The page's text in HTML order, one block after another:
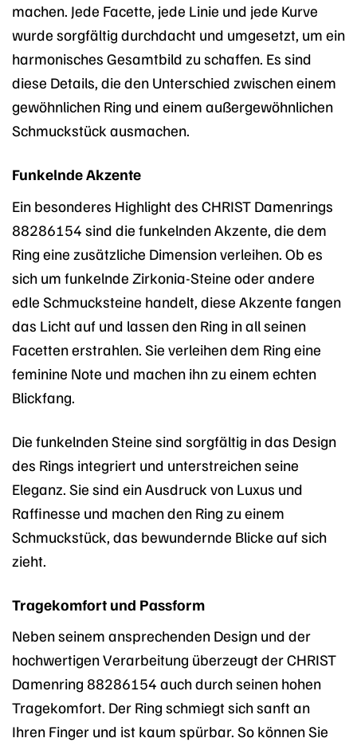
machen. Jede Facette, jede Linie und jede Kurve
wurde sorgfältig durchdacht und umgesetzt, um ein
harmonisches Gesamtbild zu schaffen. Es sind
diese Details, die den Unterschied zwischen einem
gewöhnlichen Ring und einem außergewöhnlichen
Schmuckstück ausmachen.
Funkelnde Akzente
Ein besonderes Highlight des CHRIST Damenrings
88286154 sind die funkelnden Akzente, die dem
Ring eine zusätzliche Dimension verleihen. Ob es
sich um funkelnde Zirkonia-Steine oder andere
edle Schmucksteine handelt, diese Akzente fangen
das Licht auf und lassen den Ring in all seinen
Facetten erstrahlen. Sie verleihen dem Ring eine
feminine Note und machen ihn zu einem echten
Blickfang.
Die funkelnden Steine sind sorgfältig in das Design
des Rings integriert und unterstreichen seine
Eleganz. Sie sind ein Ausdruck von Luxus und
Raffinesse und machen den Ring zu einem
Schmuckstück, das bewundernde Blicke auf sich
zieht.
Tragekomfort und Passform
Neben seinem ansprechenden Design und der
hochwertigen Verarbeitung überzeugt der CHRIST
Damenring 88286154 auch durch seinen hohen
Tragekomfort. Der Ring schmiegt sich sanft an
Ihren Finger und ist kaum spürbar. So können Sie